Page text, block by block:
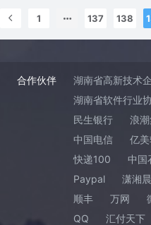
1 137 138
合作伙伴
湖南省高新技术
湖南省软件行业
民生银行
浪
中国电信
亿
快递100
中国
Paypal
潇湘
顺丰
万网
QQ
汇付天下